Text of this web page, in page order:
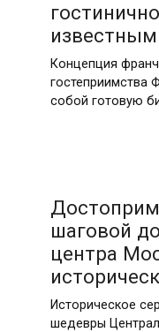
Концепция
гостеприимства
собой готовую
шаговой
центра
Историческое
шедевры